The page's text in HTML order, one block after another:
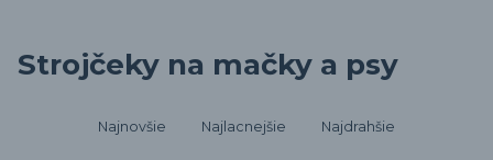
Strojčeky na mačky a psy
Najnovšie Najlacnejšie Najdrahšie